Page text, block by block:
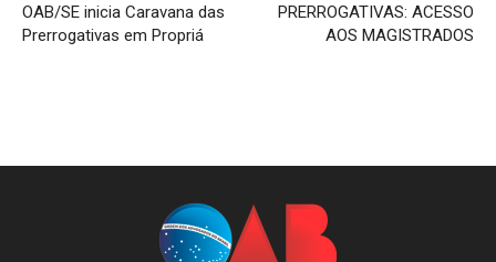
OAB/SE inicia Caravana das
Prerrogativas em Propriá
PRERROGATIVAS: ACESSO
AOS MAGISTRADOS